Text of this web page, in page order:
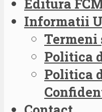
Editura
Informatii
Termeni
Politica
Politica